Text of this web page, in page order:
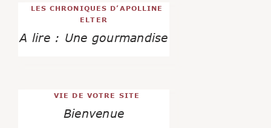
LES CHRONIQUES D’APOLLINE
ELTER
A lire : Une gourmandise
VIE DE VOTRE SITE
Bienvenue